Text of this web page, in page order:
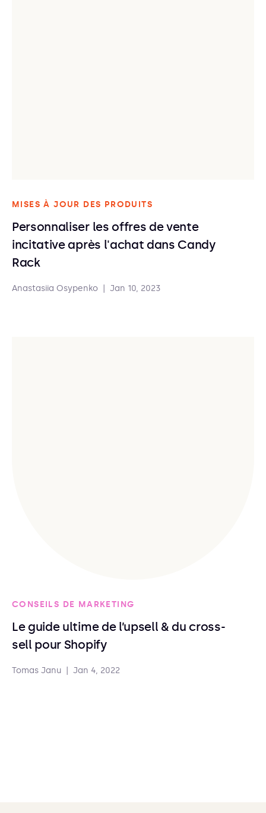
MISES À JOUR DES PRODUITS
Personnaliser les offres de vente
incitative après l'achat dans Candy
Rack
Anastasiia Osypenko Jan 10, 2023
CONSEILS DE MARKETING
Le guide ultime de l’upsell & du cross-
sell pour Shopify
Tomas Janu Jan 4, 2022